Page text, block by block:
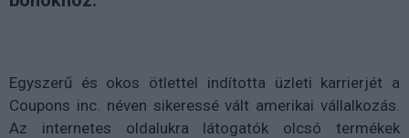
Egyszerű és okos ötlettel indította üzleti karrierjét a
Coupons inc. néven sikeressé vált amerikai vállalkozás.
Az internetes oldalukra látogatók olcsó termékek